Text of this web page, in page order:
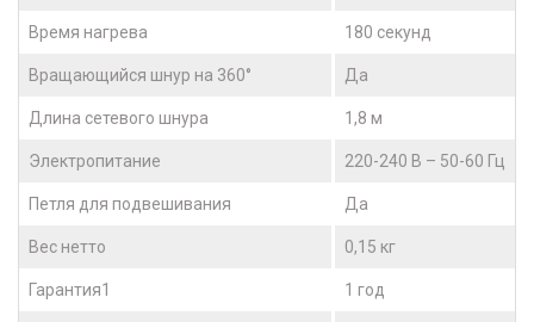
Время нагрева 180 секунд
Вращающийся шнур на 360° Да
Длина сетевого шнура 1,8 м
Электропитание 220-240 В – 50-60 Гц
Петля для подвешивания Да
Вес нетто 0,15 кг
Гарантия1 1 год